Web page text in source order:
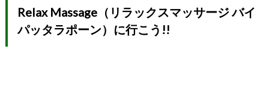
Relax Massage（リラックスマッサージ バイ
パッタラポーン）に行こう!!